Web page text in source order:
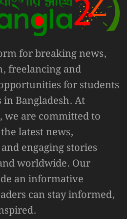
for breaking news,
freelancing and
for students
Bangladesh. At
we are committed to
latest news,
engaging stories
worldwide. Our
an informative
can stay informed,